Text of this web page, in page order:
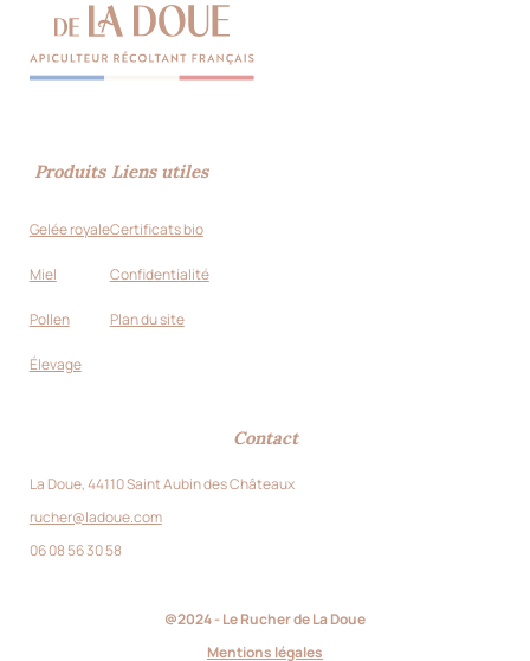
Produits
Gelée royale
Miel
Pollen
Élevage
Liens utiles
Certificats bio
Confidentialité
Plan du site
Contact
La Doue, 44110 Saint Aubin des Châteaux
rucher@ladoue.com
06 08 56 30 58
@2024 - Le Rucher de La Doue
Mentions légales